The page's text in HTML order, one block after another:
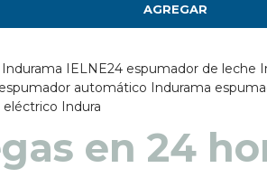
AGREGAR
IELNE24 espumador de leche
espumador automático Indurama
Indura
en 48 a